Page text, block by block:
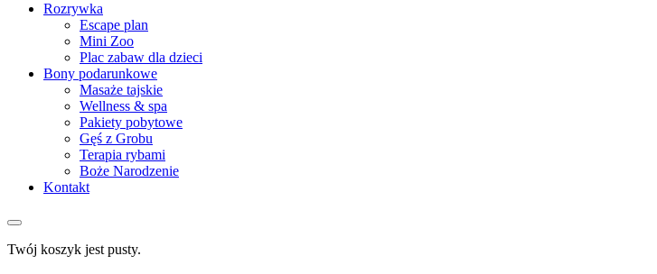
Rozrywka
Escape plan
Mini Zoo
Plac zabaw dla dzieci
Bony podarunkowe
Masaże tajskie
Wellness & spa
Pakiety pobytowe
Gęś z Grobu
Terapia rybami
Boże Narodzenie
Kontakt
Twój koszyk jest pusty.